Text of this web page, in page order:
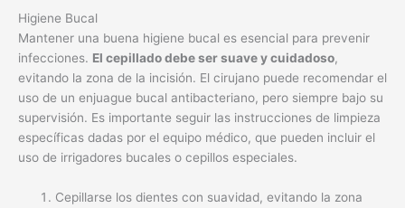
Higiene Bucal
Mantener una buena higiene bucal es esencial para prevenir
infecciones. El cepillado debe ser suave y cuidadoso,
evitando la zona de la incisión. El cirujano puede recomendar el
uso de un enjuague bucal antibacteriano, pero siempre bajo su
supervisión. Es importante seguir las instrucciones de limpieza
específicas dadas por el equipo médico, que pueden incluir el
uso de irrigadores bucales o cepillos especiales.
Cepillarse los dientes con suavidad, evitando la zona